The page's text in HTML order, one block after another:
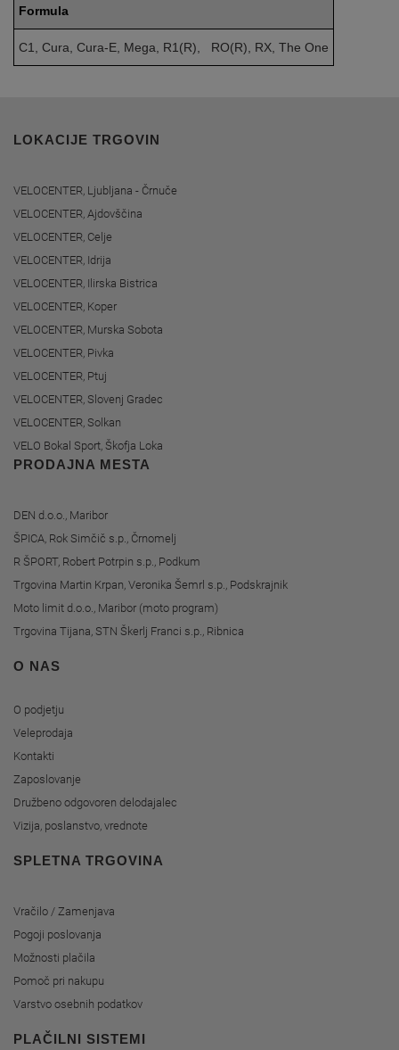
Formula
C1, Cura, Cura-E, Mega, R1(R), RO(R), RX, The One
LOKACIJE TRGOVIN
VELOCENTER, Ljubljana - Črnuče
VELOCENTER, Ajdovščina
VELOCENTER, Celje
VELOCENTER, Idrija
VELOCENTER, Ilirska Bistrica
VELOCENTER, Koper
VELOCENTER, Murska Sobota
VELOCENTER, Pivka
VELOCENTER, Ptuj
VELOCENTER, Slovenj Gradec
VELOCENTER, Solkan
VELO Bokal Sport, Škofja Loka
PRODAJNA MESTA
DEN d.o.o., Maribor
ŠPICA, Rok Simčič s.p., Črnomelj
R ŠPORT, Robert Potrpin s.p., Podkum
Trgovina Martin Krpan, Veronika Šemrl s.p., Podskrajnik
Moto limit d.o.o., Maribor (moto program)
Trgovina Tijana, STN Škerlj Franci s.p., Ribnica
O NAS
O podjetju
Veleprodaja
Kontakti
Zaposlovanje
Družbeno odgovoren delodajalec
Vizija, poslanstvo, vrednote
SPLETNA TRGOVINA
Vračilo / Zamenjava
Pogoji poslovanja
Možnosti plačila
Pomoč pri nakupu
Varstvo osebnih podatkov
PLAČILNI SISTEMI